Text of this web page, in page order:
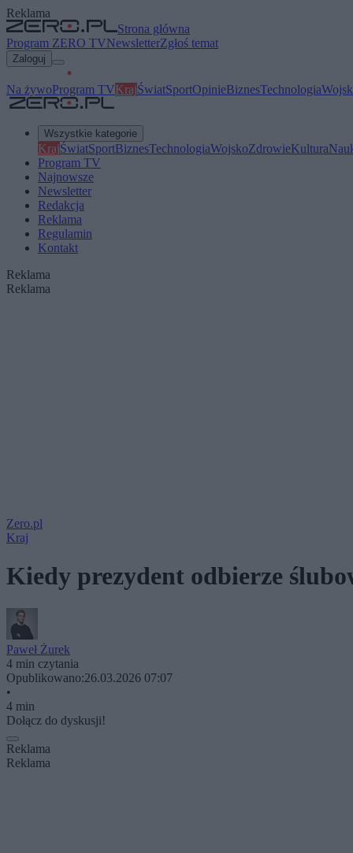
Reklama
Strona główna
Program ZERO TVNewsletterZgłoś temat
Zaloguj
Na żywoProgram TVKrajŚwiatSportOpinieBiznesTechnologia
Wszystkie kategorie
KrajŚwiatSportBiznesTechnologiaWojskoZdrowieKultura
Program TV
Najnowsze
Newsletter
Redakcja
Reklama
Regulamin
Kontakt
Reklama
Reklama
Zero.pl
Kraj
Kiedy prezydent odbierze
Paweł Żurek
4 min czytania
Opublikowano:26.03.2026 07:07
•
4 min
Dołącz do dyskusji!
Reklama
Reklama